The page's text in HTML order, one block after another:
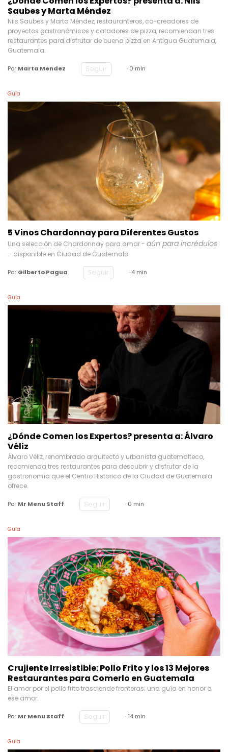
Saubes y Marta Méndez
Nils Saubes y Marta Méndez, restauranteros, co-creadores de
proyectos gastronómicos y catadores de pizza, recomiendan tres
restaurantes para disfrutar de buena pizza en Antigua Guatemala,
Guatemala.
Por Marta Mendez Seguir · 0 min
Guía
5 Vinos Chardonnay para Diferentes Gustos
Una selección de Chardonnay para amar - aún para incrédulos
– disponible en Ciudad de Guatemala
Por Gilberto Pagua Seguir · 4 min
Guía
¿Dónde Comen los Expertos? presenta a: Álvaro
Véliz
Álvaro Véliz, renombrado arquitecto y urbanista guatemalteco,
recomienda tres restaurantes para descubrir y disfrutar de la
gastronomía que el Centro Historico de la Ciudad de Guatemala
ofrece.
Por Mr Menu Staff Seguir · 0 min
Guía
Crujiente Irresistible: Pollo Frito y los 13 Mejores
Restaurantes para Comerlo en Guatemala
El amor por el pollo frito trasciende fronteras; una guía en honor a
ese amor.
Por Mr Menu Staff Seguir · 14 min
Guía